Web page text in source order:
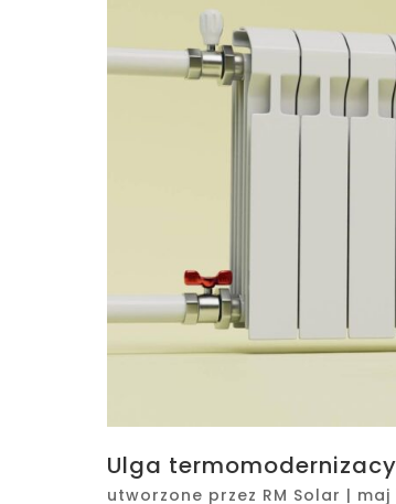
Ulga
utworzone przez RM Solar | maj